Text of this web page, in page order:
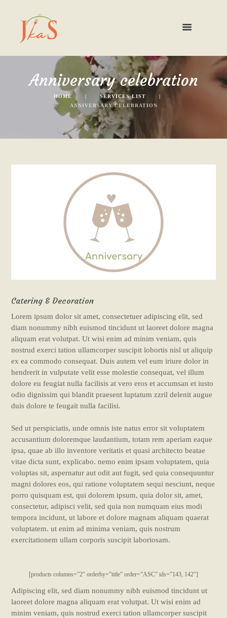
Anniversary celebration
HOME
SERVICES LIST
ANNIVERSARY CELEBRATION
Catering & Decoration
Lorem ipsum dolor sit amet, consectetuer adipiscing elit, sed
diam nonummy nibh euismod tincidunt ut laoreet dolore magna
aliquam erat volutpat. Ut wisi enim ad minim veniam, quis
nostrud exerci tation ullamcorper suscipit lobortis nisl ut aliquip
ex ea commodo consequat. Duis autem vel eum iriure dolor in
hendrerit in vulputate velit esse molestie consequat, vel illum
dolore eu feugiat nulla facilisis at vero eros et accumsan et iusto
odio dignissim qui blandit praesent luptatum zzril delenit augue
duis dolore te feugait nulla facilisi.
Sed ut perspiciatis, unde omnis iste natus error sit voluptatem
accusantium doloremque laudantium, totam rem aperiam eaque
ipsa, quae ab illo inventore veritatis et quasi architecto beatae
vitae dicta sunt, explicabo. nemo enim ipsam voluptatem, quia
voluptas sit, aspernatur aut odit aut fugit, sed quia consequuntur
magni dolores eos, qui ratione voluptatem sequi nesciunt, neque
porro quisquam est, qui dolorem ipsum, quia dolor sit, amet,
consectetur, adipisci velit, sed quia non numquam eius modi
tempora incidunt, ut labore et dolore magnam aliquam quaerat
voluptatem. ut enim ad minima veniam, quis nostrum
exercitationem ullam corporis suscipit laboriosam.
[products columns=”2″ orderby=”title” order=”ASC” ids=”143, 142″]
Adipiscing elit, sed diam nonummy nibh euismod tincidunt ut
laoreet dolore magna aliquam erat volutpat. Ut wisi enim ad
minim veniam, quis nostrud exerci tation ullamcorper suscipit